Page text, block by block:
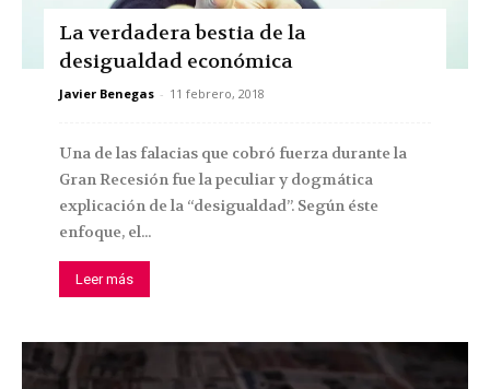
La verdadera bestia de la
desigualdad económica
Javier Benegas - 11 febrero, 2018
Una de las falacias que cobró fuerza durante la
Gran Recesión fue la peculiar y dogmática
explicación de la “desigualdad”. Según éste
enfoque, el...
Leer más